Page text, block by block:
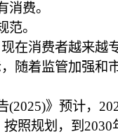
费。
。
在消费者越来越
随着监管加强和
》预计，
照规划，到2030